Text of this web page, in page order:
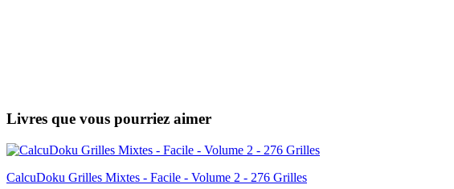
Livres que vous pourriez aimer
CalcuDoku Grilles Mixtes - Facile - Volume 2 - 276 Grilles